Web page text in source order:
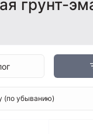
грунт-